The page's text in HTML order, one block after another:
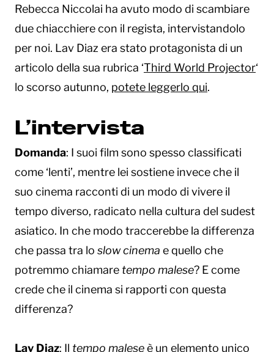
Rebecca Niccolai ha avuto modo di scambiare
due chiacchiere con il regista, intervistandolo
per noi. Lav Diaz era stato protagonista di un
articolo della sua rubrica ‘Third World Projector‘
lo scorso autunno, potete leggerlo qui.
L’intervista
Domanda: I suoi film sono spesso classificati
come ‘lenti’, mentre lei sostiene invece che il
suo cinema racconti di un modo di vivere il
tempo diverso, radicato nella cultura del sudest
asiatico. In che modo traccerebbe la differenza
che passa tra lo slow cinema e quello che
potremmo chiamare tempo malese? E come
crede che il cinema si rapporti con questa
differenza?
Lav Diaz: Il tempo maleseè un elemento unico